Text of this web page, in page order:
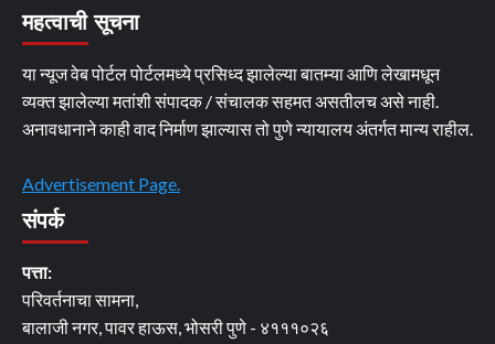
महत्वाची सूचना
या न्यूज वेब पोर्टल पोर्टलमध्ये प्रसिध्द झालेल्या बातम्या आणि लेखामधून
व्यक्त झालेल्या मतांशी संपादक / संचालक सहमत असतीलच असे नाही.
अनावधानाने काही वाद निर्माण झाल्यास तो पुणे न्यायालय अंतर्गत मान्य राहील.
Advertisement Page.
संपर्क
पत्ता:
परिवर्तनाचा सामना,
बालाजी नगर, पावर हाऊस, भोसरी पुणे - ४१११०२६